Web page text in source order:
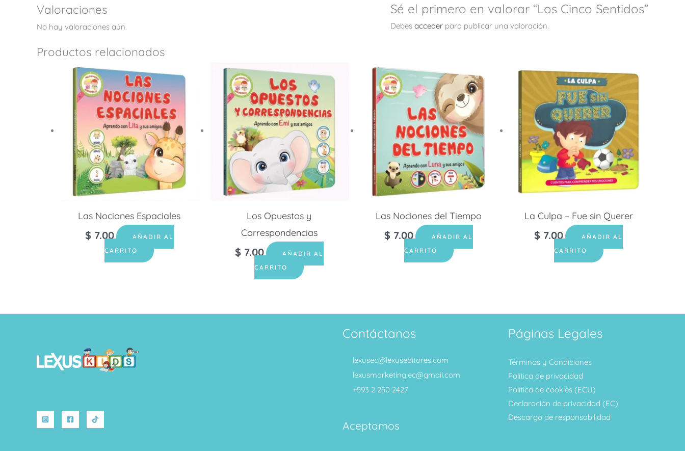
Valoraciones
No hay valoraciones aún.
Sé el primero en valorar “Los Cinco Sentidos”
Debes acceder para publicar una valoración.
Productos relacionados
Las Nociones Espaciales
$ 7.00
AÑADIR AL
CARRITO
Los Opuestos y
Correspondencias
$ 7.00
AÑADIR AL
CARRITO
Las Nociones del Tiempo
$ 7.00
AÑADIR AL
CARRITO
La Culpa – Fue sin Querer
$ 7.00
AÑADIR AL
CARRITO
Contáctanos
lexusec@lexuseditores.com
lexusmarketing.ec@gmail.com
+593 2 250 2427
Aceptamos
Páginas Legales
Términos y Condiciones
Política de privacidad
Política de cookies (ECU)
Declaración de privacidad (EC)
Descargo de responsabilidad